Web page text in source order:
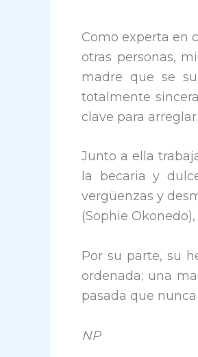
Como experta en
otras personas,
madre que se
totalmente
clave para
Junto a ella
la becaria y
vergüenzas y
(Sophie
Por su parte, su
ordenada; una
pasada que nunca
NP